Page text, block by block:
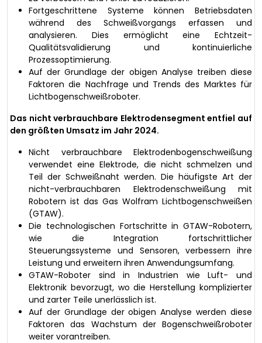
Fortgeschrittene Systeme können Betriebsdaten
während des Schweißvorgangs erfassen und
analysieren. Dies ermöglicht eine Echtzeit-
Qualitätsvalidierung und kontinuierliche
Prozessoptimierung.
Auf der Grundlage der obigen Analyse treiben diese
Faktoren die Nachfrage und Trends des Marktes für
Lichtbogenschweißroboter.
Das nicht verbrauchbare Elektrodensegment entfiel auf
den größten Umsatz im Jahr 2024.
Nicht verbrauchbare Elektrodenbogenschweißung
verwendet eine Elektrode, die nicht schmelzen und
Teil der Schweißnaht werden. Die häufigste Art der
nicht-verbrauchbaren Elektrodenschweißung mit
Robotern ist das Gas Wolfram Lichtbogenschweißen
(GTAW).
Die technologischen Fortschritte in GTAW-Robotern,
wie die Integration fortschrittlicher
Steuerungssysteme und Sensoren, verbessern ihre
Leistung und erweitern ihren Anwendungsumfang.
GTAW-Roboter sind in Industrien wie Luft- und
Elektronik bevorzugt, wo die Herstellung komplizierter
und zarter Teile unerlässlich ist.
Auf der Grundlage der obigen Analyse werden diese
Faktoren das Wachstum der Bogenschweißroboter
weiter vorantreiben.